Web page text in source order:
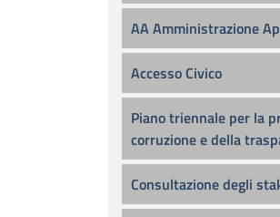
AA Amministrazione
Accesso Civico
Piano triennale per la
corruzione e della
Consultazione degli